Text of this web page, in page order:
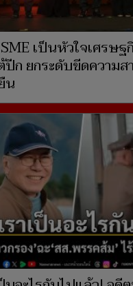
เป็นหัวใจเศรษ
ปีก ยกระดับขีดความ
น